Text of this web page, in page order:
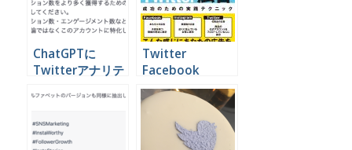
ChatGPTに
Twitterアナリテ
読み込ませて分析
する
Twitter
Facebook
Instagram 広告
の本を出しました
#ソーシャル広告